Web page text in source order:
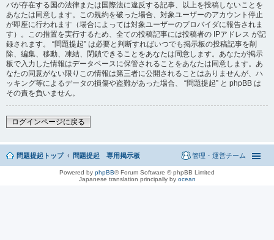
バが存在する国の法律または国際法に違反する記事、以上を投稿しないことを
あなたは同意します。この規約を破った場合、対象ユーザーのアカウント停止
が即座に行われます（場合によっては対象ユーザーのプロバイダに報告されま
す）。この措置を実行するため、全ての投稿記事には投稿者の IPアドレス が記
録されます。 “問題提起” は必要と判断すればいつでも掲示板の投稿記事を削
除、編集、移動、凍結、閉鎖できることをあなたは同意します。あなたが掲示
板で入力した情報はデータベースに保管されることをあなたは同意します。あ
なたの同意がない限りこの情報は第三者に公開されることはありませんが、ハ
ッキング等によるデータの損傷や盗難があった場合、 “問題提起” と phpBB は
その責を負いません。
ログインページに戻る
問題提起トップ 問題提起 専用掲示板 管理・運営チーム
Powered by phpBB® Forum Software © phpBB Limited
Japanese translation principally by ocean